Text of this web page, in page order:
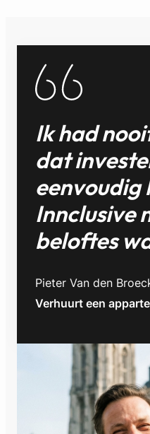
Ik had
dat
eenvoudig
Innclusive
beloftes
Pieter Van den
Verhuurt een